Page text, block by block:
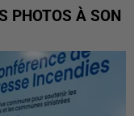
PHOTOS À SON